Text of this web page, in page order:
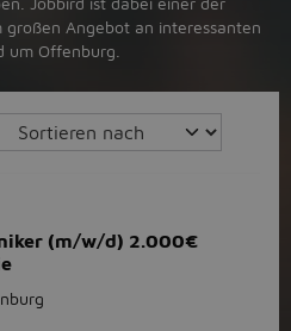
Angebot an interessanten
um Offenburg.
(m/w/d) 2.000€